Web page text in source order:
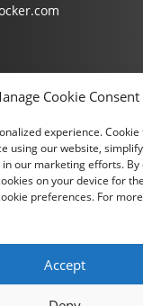
Cookie Consent
experience.
using our website,
our marketing efforts.
on your device for
preferences. For
Accept